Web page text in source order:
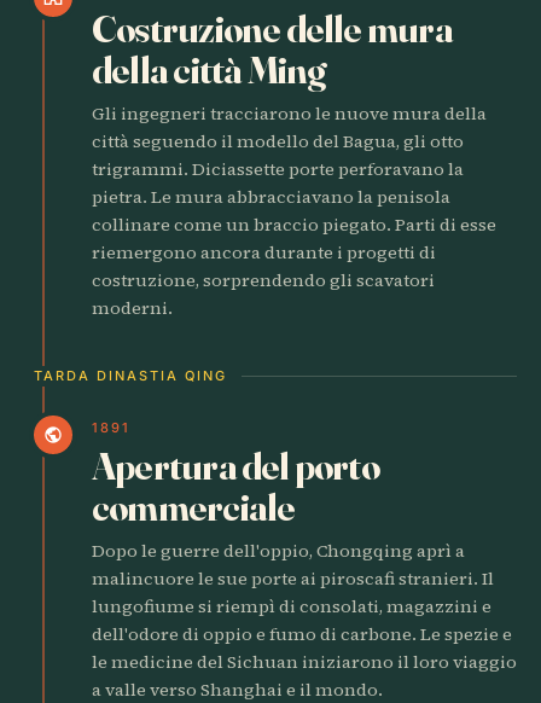
Costruzione delle mura
della città Ming
Gli ingegneri tracciarono le nuove mura della
città seguendo il modello del Bagua, gli otto
trigrammi. Diciassette porte perforavano la
pietra. Le mura abbracciavano la penisola
collinare come un braccio piegato. Parti di esse
riemergono ancora durante i progetti di
costruzione, sorprendendo gli scavatori
moderni.
TARDA DINASTIA QING
public 1891
Apertura del porto
commerciale
Dopo le guerre dell'oppio, Chongqing aprì a
malincuore le sue porte ai piroscafi stranieri. Il
lungofiume si riempì di consolati, magazzini e
dell'odore di oppio e fumo di carbone. Le spezie e
le medicine del Sichuan iniziarono il loro viaggio
a valle verso Shanghai e il mondo.